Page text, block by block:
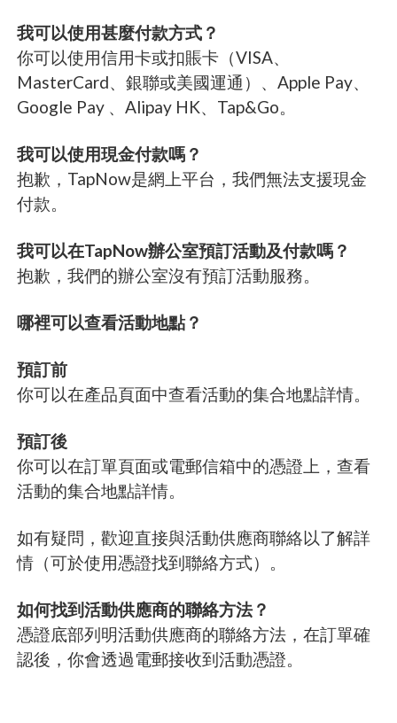
我可以使用甚麼付款方式？
你可以使用信用卡或扣賬卡（VISA、
MasterCard、銀聯或美國運通）、Apple Pay、
Google Pay 、Alipay HK、Tap&Go。
我可以使用現金付款嗎？
抱歉，TapNow是網上平台，我們無法支援現金
付款。
我可以在TapNow辦公室預訂活動及付款嗎？
抱歉，我們的辦公室沒有預訂活動服務。
哪裡可以查看活動地點？
預訂前
你可以在產品頁面中查看活動的集合地點詳情。
預訂後
你可以在訂單頁面或電郵信箱中的憑證上，查看
活動的集合地點詳情。
如有疑問，歡迎直接與活動供應商聯絡以了解詳
情（可於使用憑證找到聯絡方式）。
如何找到活動供應商的聯絡方法？
憑證底部列明活動供應商的聯絡方法，在訂單確
認後，你會透過電郵接收到活動憑證。